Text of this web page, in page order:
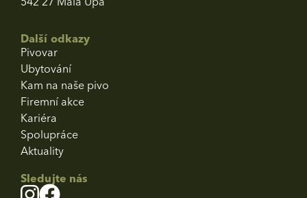
Další odkazy
Pivovar
Ubytování
Kam na naše pivo
Firemní akce
Kariéra
Spolupráce
Aktuality
Sledujte nás